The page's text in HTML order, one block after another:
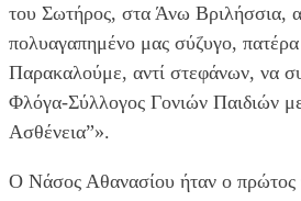
του Σωτήρος, στα Άνω Βριλήσσια,
πολυαγαπημένο μας σύζυγο,
Παρακαλούμε, αντί στεφάνων, να
Φλόγα-Σύλλογος Γονιών Παιδιών
Ασθένεια”».
Ο Νάσος Αθανασίου ήταν ο πρώτος